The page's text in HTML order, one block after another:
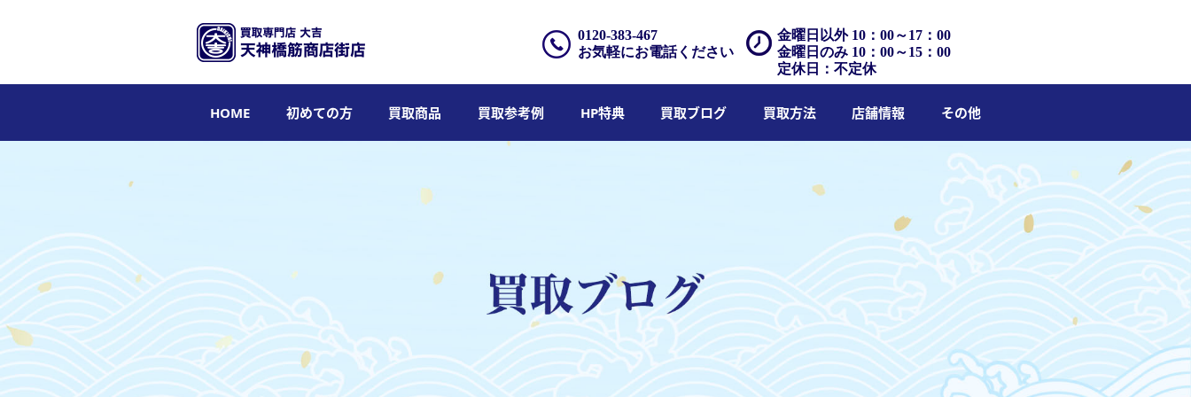
金曜日以外 10：00～17：00
金曜日のみ 10：00～15：00
定休日：不定休
0120-383-467
お気軽にお電話ください
HOME 初めての方 買取商品 買取参考例 HP特典 買取ブログ 買取方法 店舗情報 その他